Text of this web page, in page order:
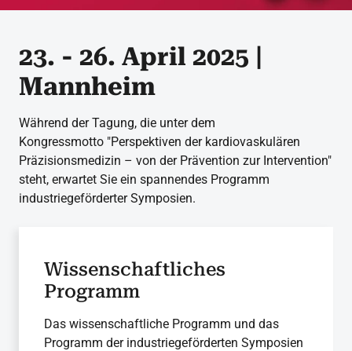
23. - 26. April 2025 |
Mannheim
Während der Tagung, die unter dem
Kongressmotto "Perspektiven der kardiovaskulären
Präzisionsmedizin – von der Prävention zur Intervention"
steht, erwartet Sie ein spannendes Programm
industriegeförderter Symposien.
Wissenschaftliches
Programm
Das wissenschaftliche Programm und das
Programm der industriegeförderten Symposien